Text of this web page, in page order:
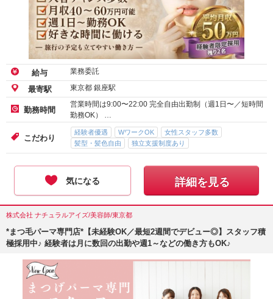
給与 業務委託
最寄駅 東京都 銀座駅
勤務時間
営業時間は9:00〜22:00 完全自由出勤制（週1日〜／短時間
勤務OK） …
こだわり
経験者優遇 WワークOK
女性スタッフ多数
髪型・髪色自由
独立支援制度あり
気になる 詳細を見る
株式会社 ナチュラルアイズ/美容師/東京都
*まつ毛パーマ専門店*【未経験OK／最短2週間でデビュー◎】スタッフ積
極採用中♪ 経験者は月に数回の出勤や週1～などの働き方もOK♪